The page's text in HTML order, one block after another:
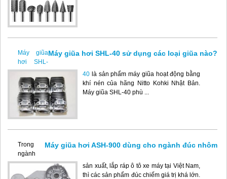
Máy giũa hơi SHL-40 sử dụng các loại giũa nào?
Máy giũa
hơi SHL-
40 là sản phẩm máy giũa hoạt động bằng
khí nén của hãng Nitto Kohki Nhật Bản.
Máy giũa SHL-40 phù ...
Máy giũa hơi ASH-900 dùng cho ngành đúc nhôm
Trong
ngành
sản xuất, lắp ráp ô tô xe máy tại Việt Nam,
thì các sản phẩm đúc chiếm giá trị khá lớn.